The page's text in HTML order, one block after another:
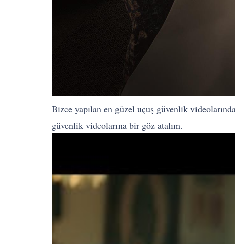
Bizce yapılan en güzel uçuş güvenlik
güvenlik videolarına bir göz atalım.